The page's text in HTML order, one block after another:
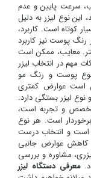
سرعت پایین و عدم
نوع لیزر به دلیل
کوتاه است. کاربرد،
رنگ پوست نیز کاربرد
معایب، ممکن است
مهم در انتخاب لیزر
نوع پوست و رنگ مو
است عوارض کمتری
نوع لیزر بستگی دارد.
تخصص و تجربه است،
است. هر نوع
است و انتخاب درست
و کاهش عوارض جانبی
مشاوره و بررسی
معرفی دستگاه لیزر